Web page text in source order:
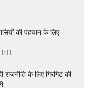
की पहचान के लिए
राजनीति के लिए गिरगिट की